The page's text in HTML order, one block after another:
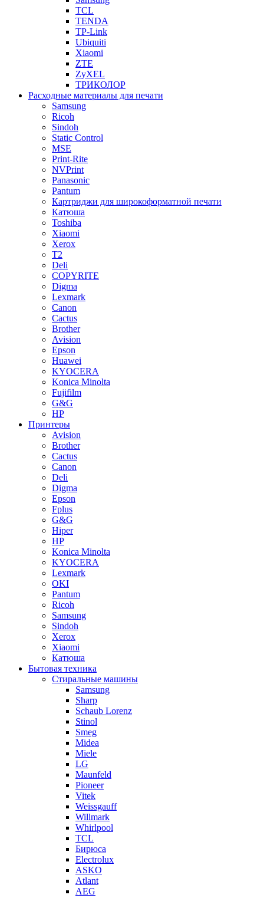
TCL
TENDA
TP-Link
Ubiquiti
Xiaomi
ZTE
ZyXEL
ТРИКОЛОР
Расходные материалы для печати
Samsung
Ricoh
Sindoh
Static Control
MSE
Print-Rite
NVPrint
Panasonic
Pantum
Картриджи для широкоформатной печати
Катюша
Toshiba
Xiaomi
Xerox
T2
Deli
COPYRITE
Digma
Lexmark
Canon
Cactus
Brother
Avision
Epson
Huawei
KYOCERA
Konica Minolta
Fujifilm
G&G
HP
Принтеры
Avision
Brother
Cactus
Canon
Deli
Digma
Epson
Fplus
G&G
Hiper
HP
Konica Minolta
KYOCERA
Lexmark
OKI
Pantum
Ricoh
Samsung
Sindoh
Xerox
Xiaomi
Катюша
Бытовая техника
Стиральные машины
Samsung
Sharp
Schaub Lorenz
Stinol
Smeg
Midea
Miele
LG
Maunfeld
Pioneer
Vitek
Weissgauff
Willmark
Whirlpool
TCL
Бирюса
Electrolux
ASKO
Atlant
AEG